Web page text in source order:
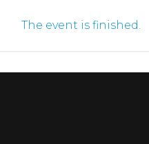
The event is finished.